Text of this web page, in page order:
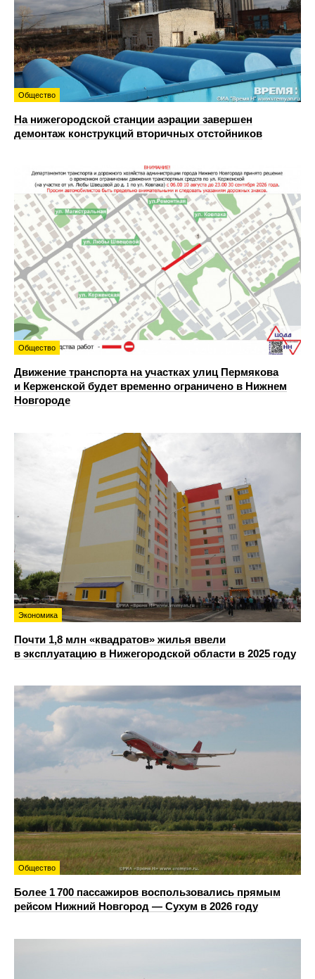
Общество
На нижегородской станции аэрации завершен
демонтаж конструкций вторичных отстойников
Общество
Движение транспорта на участках улиц Пермякова
и Керженской будет временно ограничено в Нижнем
Новгороде
Экономика
Почти 1,8 млн «квадратов» жилья ввели
в эксплуатацию в Нижегородской области в 2025 году
Общество
Более 1 700 пассажиров воспользовались прямым
рейсом Нижний Новгород — Сухум в 2026 году